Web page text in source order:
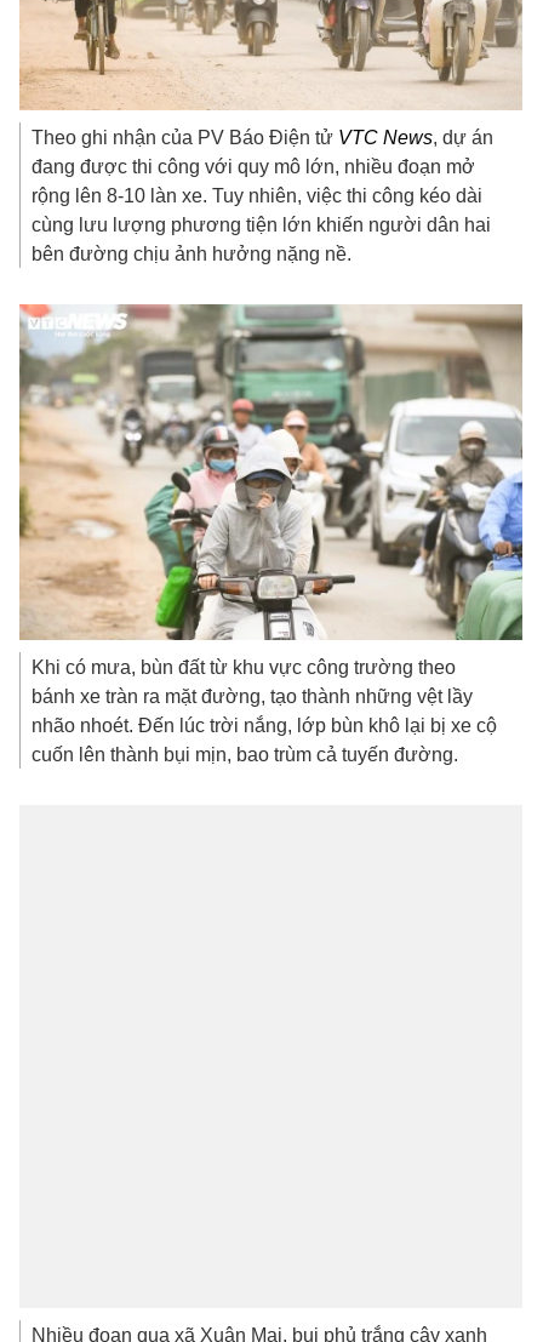
Theo ghi nhận của PV Báo Điện tử VTC News, dự án
đang được thi công với quy mô lớn, nhiều đoạn mở
rộng lên 8-10 làn xe. Tuy nhiên, việc thi công kéo dài
cùng lưu lượng phương tiện lớn khiến người dân hai
bên đường chịu ảnh hưởng nặng nề.
Khi có mưa, bùn đất từ khu vực công trường theo
bánh xe tràn ra mặt đường, tạo thành những vệt lầy
nhão nhoét. Đến lúc trời nắng, lớp bùn khô lại bị xe cộ
cuốn lên thành bụi mịn, bao trùm cả tuyến đường.